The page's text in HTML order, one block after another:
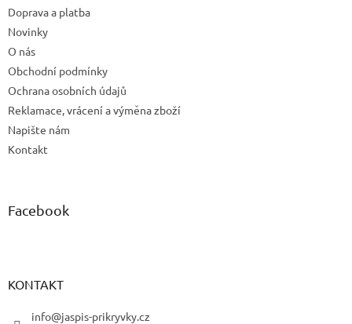
Doprava a platba
Novinky
O nás
Obchodní podmínky
Ochrana osobních údajů
Reklamace, vrácení a výměna zboží
Napište nám
Kontakt
Facebook
KONTAKT
info@jaspis-prikryvky.cz